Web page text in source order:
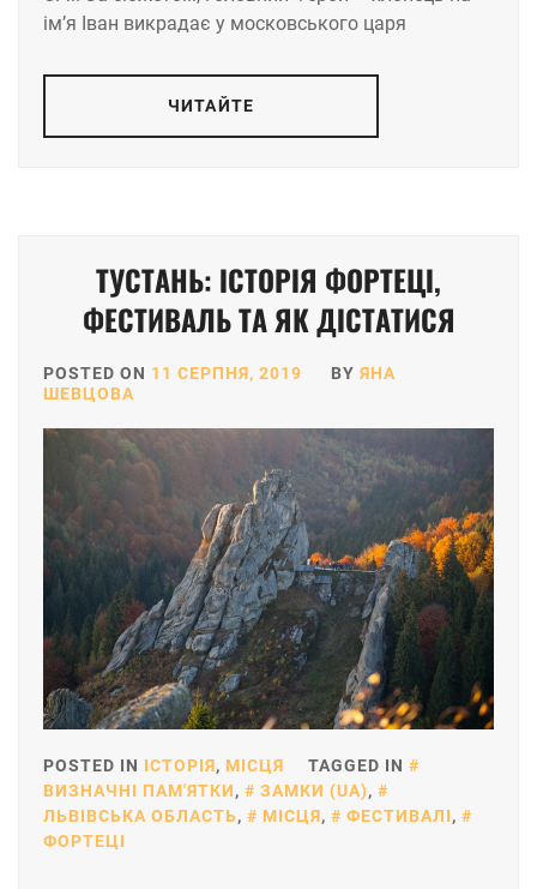
ім’я Іван викрадає у московського царя
ЧИТАЙТЕ
ТУСТАНЬ: ІСТОРІЯ ФОРТЕЦІ,
ФЕСТИВАЛЬ ТА ЯК ДІСТАТИСЯ
POSTED ON 11 СЕРПНЯ, 2019 BY ЯНА
ШЕВЦОВА
POSTED IN ІСТОРІЯ, МІСЦЯ
TAGGED IN
ВИЗНАЧНІ ПАМ'ЯТКИ, ЗАМКИ (UA),
ЛЬВІВСЬКА ОБЛАСТЬ, МІСЦЯ, ФЕСТИВАЛІ,
ФОРТЕЦІ